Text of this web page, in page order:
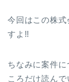
今回はこの株式
すよ!!
ちなみに案件
ころだけ読んで